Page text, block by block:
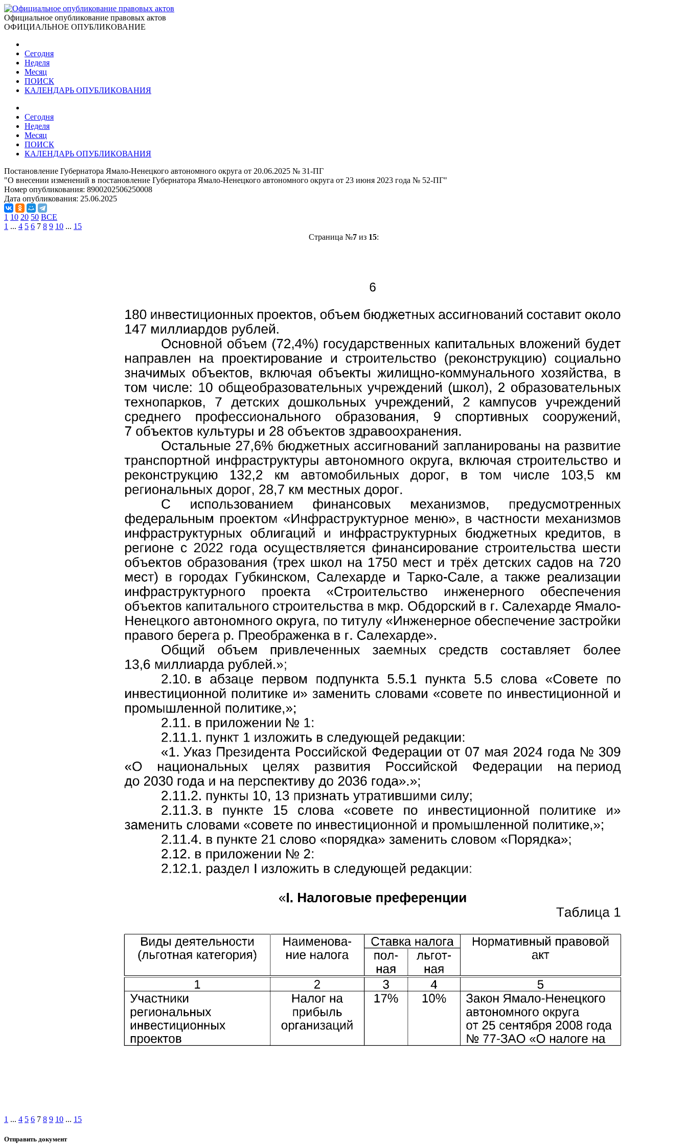
Официальное опубликование правовых актов
ОФИЦИАЛЬНОЕ ОПУБЛИКОВАНИЕ
Сегодня
Неделя
Месяц
ПОИСК
КАЛЕНДАРЬ ОПУБЛИКОВАНИЯ
Сегодня
Неделя
Месяц
ПОИСК
КАЛЕНДАРЬ ОПУБЛИКОВАНИЯ
Постановление Губернатора Ямало-Ненецкого автономного округа от 20.06.2025 № 31-ПГ
"О внесении изменений в постановление Губернатора Ямало-Ненецкого автономного округа от 23 июня 2023 года № 52-ПГ"
Номер опубликования: 8900202506250008
Дата опубликования: 25.06.2025
1 10 20 50 ВСЕ
1 ... 4 5 6 7 8 9 10 ... 15
Страница №7из 15:
1 ... 4 5 6 7 8 9 10 ... 15
Отправить документ